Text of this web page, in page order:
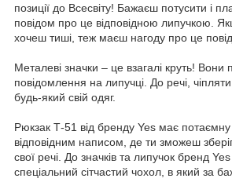
позиції до Всесвіту! Бажаєш потусити і
повідом про це відповідною липучкою.
хочеш тиші, теж маєш нагоду про це
Металеві значки – це взагалі круть! Вони
повідомлення на липучці. До речі,
будь-який свій одяг.
Рюкзак Т-51 від бренду Yes має
відповідним написом, де ти зможеш
свої речі. До значків та липучок бренд
спеціальний сітчастий чохол, в який за